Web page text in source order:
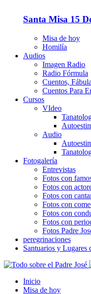
Santa Misa 15
Misa de hoy
Homilía
Audios
Imagen Radio
Radio Fórmula
Cuentos,
Cuentos Para
Cursos
VIdeo
Audio
Fotogalería
Entrevistas
Fotos con
Fotos con
Fotos con
Fotos con
Fotos con
Fotos con
Fotos Padre
peregrinaciones
Santuarios y Lugares
Inicio
Misa de hoy